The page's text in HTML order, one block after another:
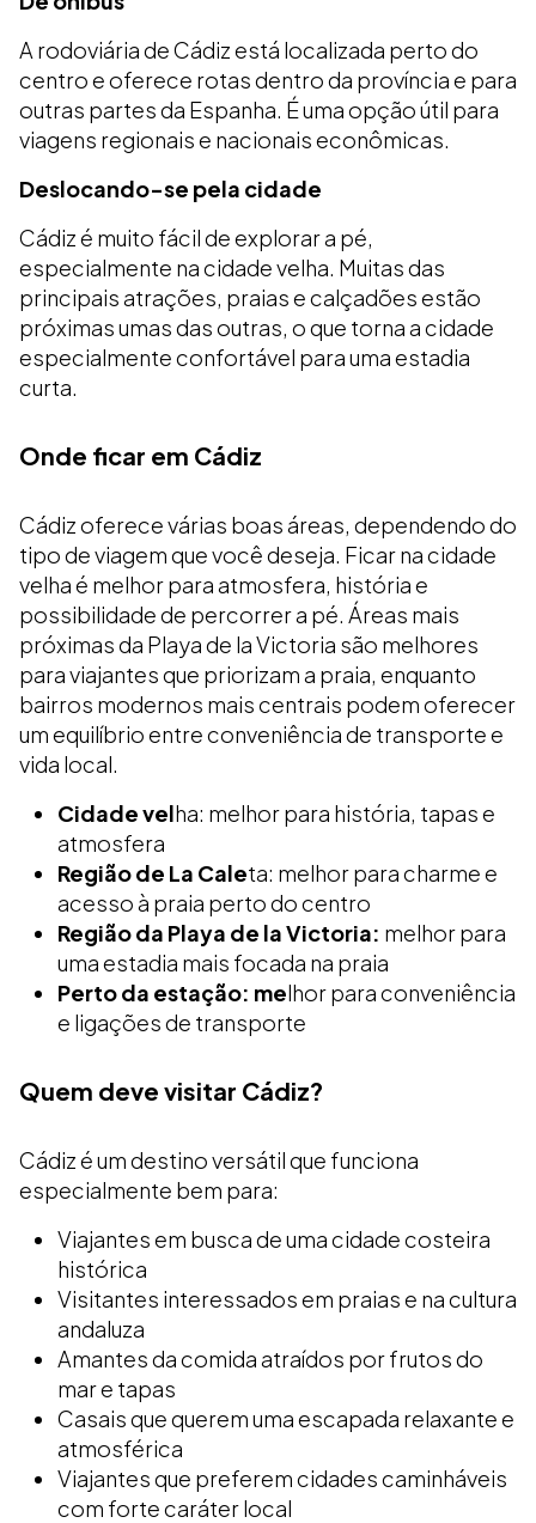
A rodoviária de Cádiz está localizada perto do
centro e oferece rotas dentro da província e para
outras partes da Espanha. É uma opção útil para
viagens regionais e nacionais econômicas.
Deslocando-se pela cidade
Cádiz é muito fácil de explorar a pé,
especialmente na cidade velha. Muitas das
principais atrações, praias e calçadões estão
próximas umas das outras, o que torna a cidade
especialmente confortável para uma estadia
curta.
Onde ficar em Cádiz
Cádiz oferece várias boas áreas, dependendo do
tipo de viagem que você deseja. Ficar na cidade
velha é melhor para atmosfera, história e
possibilidade de percorrer a pé. Áreas mais
próximas da Playa de la Victoria são melhores
para viajantes que priorizam a praia, enquanto
bairros modernos mais centrais podem oferecer
um equilíbrio entre conveniência de transporte e
vida local.
Cidade velha: melhor para história, tapas e
atmosfera
Região de La Caleta: melhor para charme e
acesso à praia perto do centro
Região da Playa de la Victoria: melhor para
uma estadia mais focada na praia
Perto da estação: melhor para conveniência
e ligações de transporte
Quem deve visitar Cádiz?
Cádiz é um destino versátil que funciona
especialmente bem para:
Viajantes em busca de uma cidade costeira
histórica
Visitantes interessados em praias e na cultura
andaluza
Amantes da comida atraídos por frutos do
mar e tapas
Casais que querem uma escapada relaxante e
atmosférica
Viajantes que preferem cidades caminháveis
com forte caráter local